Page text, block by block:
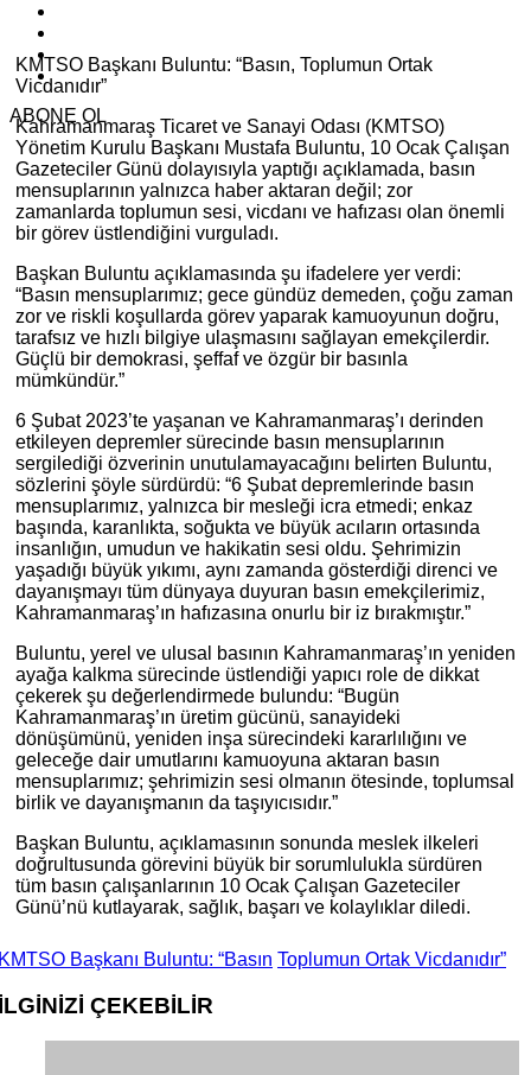
ABONE OL
KMTSO Başkanı Buluntu: “Basın, Toplumun Ortak
Vicdanıdır”
Kahramanmaraş Ticaret ve Sanayi Odası (KMTSO)
Yönetim Kurulu Başkanı Mustafa Buluntu, 10 Ocak Çalışan
Gazeteciler Günü dolayısıyla yaptığı açıklamada, basın
mensuplarının yalnızca haber aktaran değil; zor
zamanlarda toplumun sesi, vicdanı ve hafızası olan önemli
bir görev üstlendiğini vurguladı.
Başkan Buluntu açıklamasında şu ifadelere yer verdi:
“Basın mensuplarımız; gece gündüz demeden, çoğu zaman
zor ve riskli koşullarda görev yaparak kamuoyunun doğru,
tarafsız ve hızlı bilgiye ulaşmasını sağlayan emekçilerdir.
Güçlü bir demokrasi, şeffaf ve özgür bir basınla
mümkündür.”
6 Şubat 2023’te yaşanan ve Kahramanmaraş’ı derinden
etkileyen depremler sürecinde basın mensuplarının
sergilediği özverinin unutulamayacağını belirten Buluntu,
sözlerini şöyle sürdürdü: “6 Şubat depremlerinde basın
mensuplarımız, yalnızca bir mesleği icra etmedi; enkaz
başında, karanlıkta, soğukta ve büyük acıların ortasında
insanlığın, umudun ve hakikatin sesi oldu. Şehrimizin
yaşadığı büyük yıkımı, aynı zamanda gösterdiği direnci ve
dayanışmayı tüm dünyaya duyuran basın emekçilerimiz,
Kahramanmaraş’ın hafızasına onurlu bir iz bırakmıştır.”
Buluntu, yerel ve ulusal basının Kahramanmaraş’ın yeniden
ayağa kalkma sürecinde üstlendiği yapıcı role de dikkat
çekerek şu değerlendirmede bulundu: “Bugün
Kahramanmaraş’ın üretim gücünü, sanayideki
dönüşümünü, yeniden inşa sürecindeki kararlılığını ve
geleceğe dair umutlarını kamuoyuna aktaran basın
mensuplarımız; şehrimizin sesi olmanın ötesinde, toplumsal
birlik ve dayanışmanın da taşıyıcısıdır.”
Başkan Buluntu, açıklamasının sonunda meslek ilkeleri
doğrultusunda görevini büyük bir sorumlulukla sürdüren
tüm basın çalışanlarının 10 Ocak Çalışan Gazeteciler
Günü’nü kutlayarak, sağlık, başarı ve kolaylıklar diledi.
Başkanı Buluntu: “Basın Toplumun Ortak Vicdanıdır”
ÇEKEBİLİR